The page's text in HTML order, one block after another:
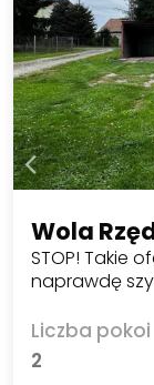
Wola
STOP! Takie
naprawdę
Liczba pokoi
2